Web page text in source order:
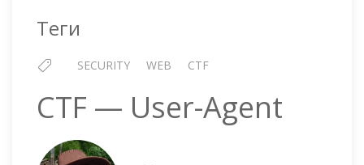
Теги
SECURITY WEB CTF
CTF — User-Agent